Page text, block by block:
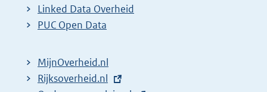
e
r
l
i
Linked Data Overheid
PUC Open Data
MijnOverheid.nl
E
Rijksoverheid.nl